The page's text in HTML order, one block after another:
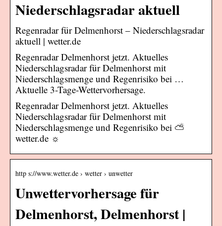
Niederschlagsradar aktuell
Regenradar für Delmenhorst – Niederschlagsradar
aktuell | wetter.de
Regenradar Delmenhorst jetzt. Aktuelles
Niederschlagsradar für Delmenhorst mit
Niederschlagsmenge und Regenrisiko bei …
Aktuelle 3-Tage-Wettervorhersage.
Regenradar Delmenhorst jetzt. Aktuelles
Niederschlagsradar für Delmenhorst mit
Niederschlagsmenge und Regenrisiko bei ⛅
wetter.de ☼
http s://www.wetter.de › wetter › unwetter
Unwettervorhersage für
Delmenhorst, Delmenhorst |